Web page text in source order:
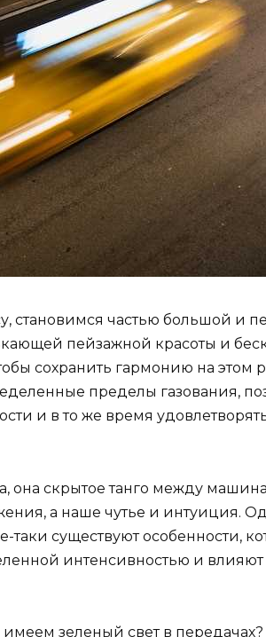
становимся частью большой и
пейзажной красоты и
сохранить гармонию на этом
пределы газования,
и в то же время
она скрытое танго между
а наше чутье и интуиция.
существуют особенности,
интенсивностью и влияют
зеленый свет в